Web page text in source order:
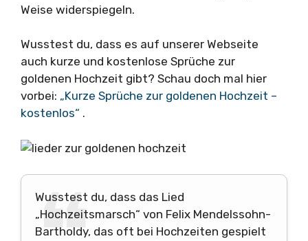
Weise widerspiegeln.
Wusstest du, dass es auf unserer Webseite
auch kurze und kostenlose Sprüche zur
goldenen Hochzeit gibt? Schau doch mal hier
vorbei: „Kurze Sprüche zur goldenen Hochzeit –
kostenlos“ .
Wusstest du, dass das Lied
„Hochzeitsmarsch“ von Felix Mendelssohn-
Bartholdy, das oft bei Hochzeiten gespielt